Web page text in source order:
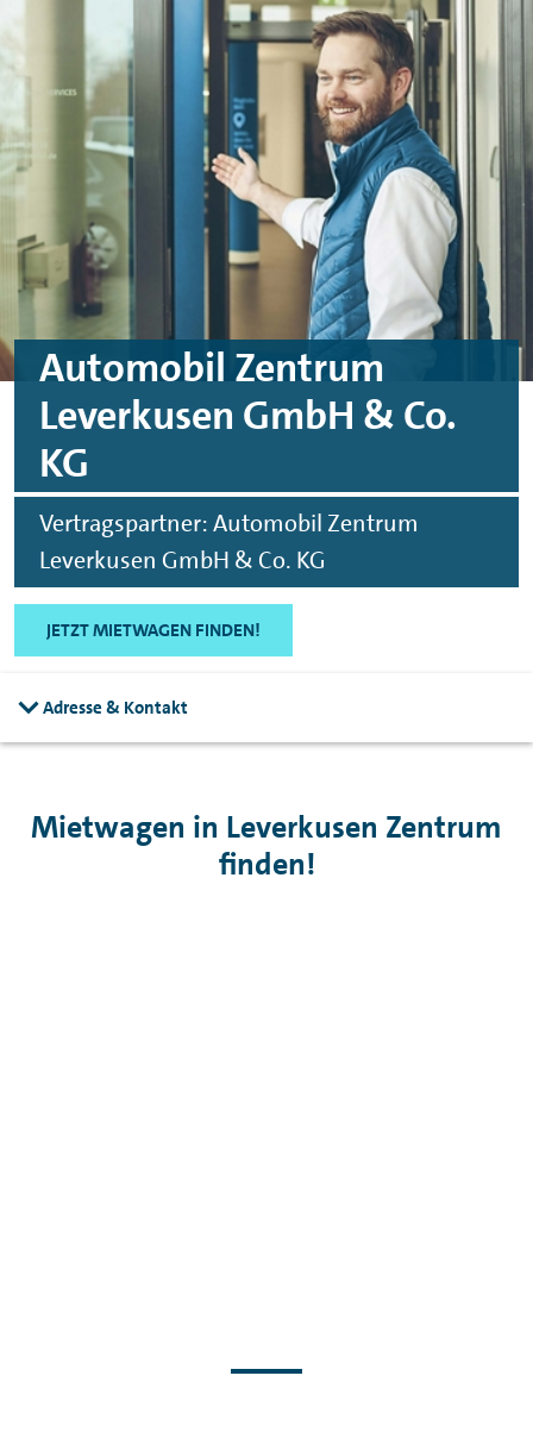
Skip to main content
Skip to footer
Automobil Zentrum
Leverkusen GmbH & Co.
KG
Vertragspartner: Automobil Zentrum
Leverkusen GmbH & Co. KG
JETZT MIETWAGEN FINDEN!
Adresse & Kontakt
Mietwagen in Leverkusen Zentrum
finden!